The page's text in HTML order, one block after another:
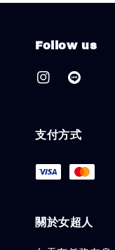
Follow us
支付方式
關於女超人